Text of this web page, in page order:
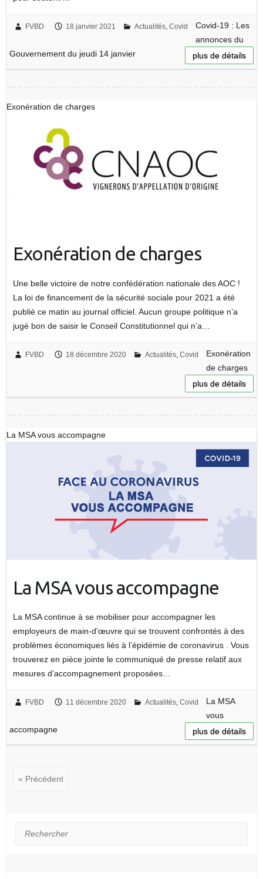
FVBD 18 janvier 2021 Actualités, Covid
Covid-19 : Les
annonces du
Gouvernement du jeudi 14 janvier
plus de détails
Exonération de charges
Exonération de charges
Une belle victoire de notre confédération nationale des AOC !
La loi de financement de la sécurité sociale pour 2021 a été
publié ce matin au journal officiel. Aucun groupe politique n’a
jugé bon de saisir le Conseil Constitutionnel qui n’a…
FVBD 18 décembre 2020 Actualités, Covid
Exonération
de charges
plus de détails
La MSA vous accompagne
La MSA vous accompagne
La MSA continue à se mobiliser pour accompagner les
employeurs de main-d’œuvre qui se trouvent confrontés à des
problèmes économiques liés à l’épidémie de coronavirus . Vous
trouverez en pièce jointe le communiqué de presse relatif aux
mesures d’accompagnement proposées…
FVBD 11 décembre 2020 Actualités, Covid
La MSA
vous
accompagne
plus de détails
« Précédent
Rechercher